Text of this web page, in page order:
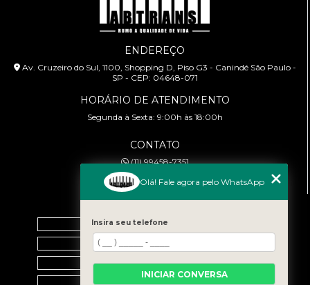
ENDEREÇO
Av. Cruzeiro do Sul, 1100, Shopping D, Piso G3 - Canindé São Paulo -
SP - CEP: 04648-071
HORÁRIO DE ATENDIMENTO
Segunda à Sexta: 9:00h às 18:00h
CONTATO
(11) 99458-7351
cursoabtrans@gmail.com
Home
Empresa
Galeria
Contato
Olá! Fale agora pelo WhatsApp
Insira seu telefone
INICIAR CONVERSA